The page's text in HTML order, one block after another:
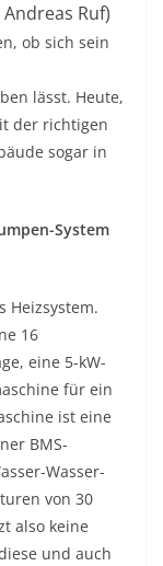
Ruf)
ob sich sein
lässt. Heute,
der richtigen
sogar in
System
Heizsystem.
16
eine 5-kW-
für ein
ist eine
BMS-
Wasser-
von 30
also keine
und auch